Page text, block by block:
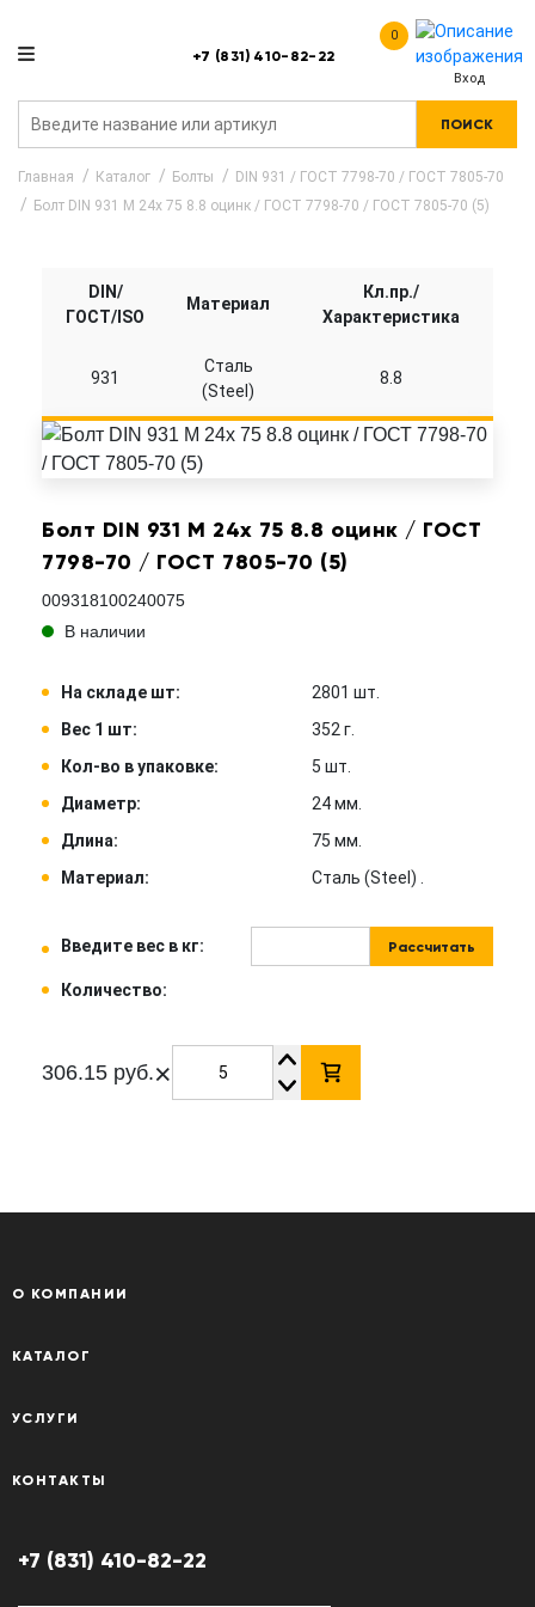
+7 (831) 410-82-22
0
Вход
ПОИСК
Главная Каталог Болты
DIN 931 / ГОСТ 7798-70 / ГОСТ 7805-70
Болт DIN 931 M 24x 75 8.8 оцинк / ГОСТ 7798-70 / ГОСТ 7805-70 (5)
Болт DIN 931 M 24x 75 8.8 оцинк / ГОСТ
7798-70 / ГОСТ 7805-70 (5)
009318100240075
В наличии
На складе шт:
2801 шт.
Вес 1 шт:
352 г.
Кол-во в упаковке:
5 шт.
Диаметр:
24 мм.
Длина:
75 мм.
Материал:
Сталь (Steel) .
Введите вес в кг: Рассчитать
Количество:
306.15 руб.×
DIN/
ГОСТ/ISO
Материал
Кл.пр./
Характеристика
931
Сталь
(Steel)
8.8
О КОМПАНИИ
КАТАЛОГ
УСЛУГИ
КОНТАКТЫ
+7 (831) 410-82-22